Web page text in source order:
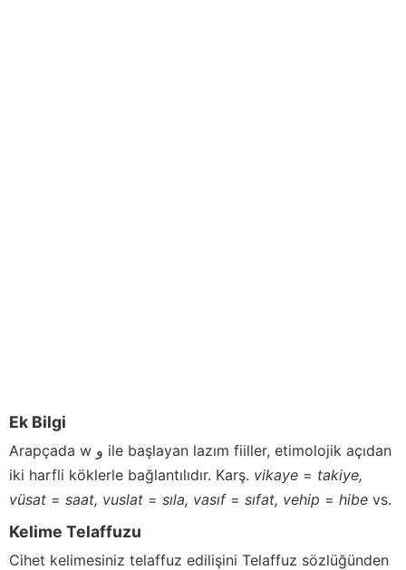
Ek Bilgi
Arapçada w و ile başlayan lazım fiiller, etimolojik açıdan
iki harfli köklerle bağlantılıdır. Karş. vikaye = takiye,
vüsat = saat, vuslat = sıla, vasıf= sıfat, vehip = hibe vs.
Kelime Telaffuzu
Cihet kelimesiniz telaffuz edilişini Telaffuz sözlüğünden